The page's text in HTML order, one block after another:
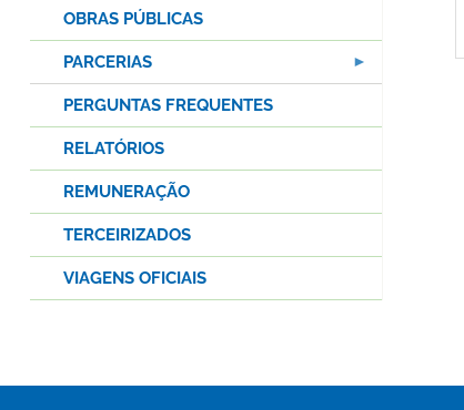
OBRAS PÚBLICAS
PARCERIAS
PERGUNTAS FREQUENTES
RELATÓRIOS
REMUNERAÇÃO
TERCEIRIZADOS
VIAGENS OFICIAIS